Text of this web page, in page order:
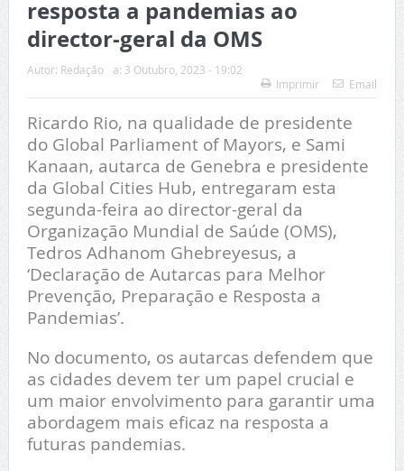
resposta a pandemias ao
director-geral da OMS
Autor: Redação a: 3 Outubro, 2023 - 19:02
Imprimir
Email
Ricardo Rio, na qualidade de presidente
do Global Parliament of Mayors, e Sami
Kanaan, autarca de Genebra e presidente
da Global Cities Hub, entregaram esta
segunda-feira ao director-geral da
Organização Mundial de Saúde (OMS),
Tedros Adhanom Ghebreyesus, a
‘Declaração de Autarcas para Melhor
Prevenção, Preparação e Resposta a
Pandemias’.
No documento, os autarcas defendem que
as cidades devem ter um papel crucial e
um maior envolvimento para garantir uma
abordagem mais eficaz na resposta a
futuras pandemias.